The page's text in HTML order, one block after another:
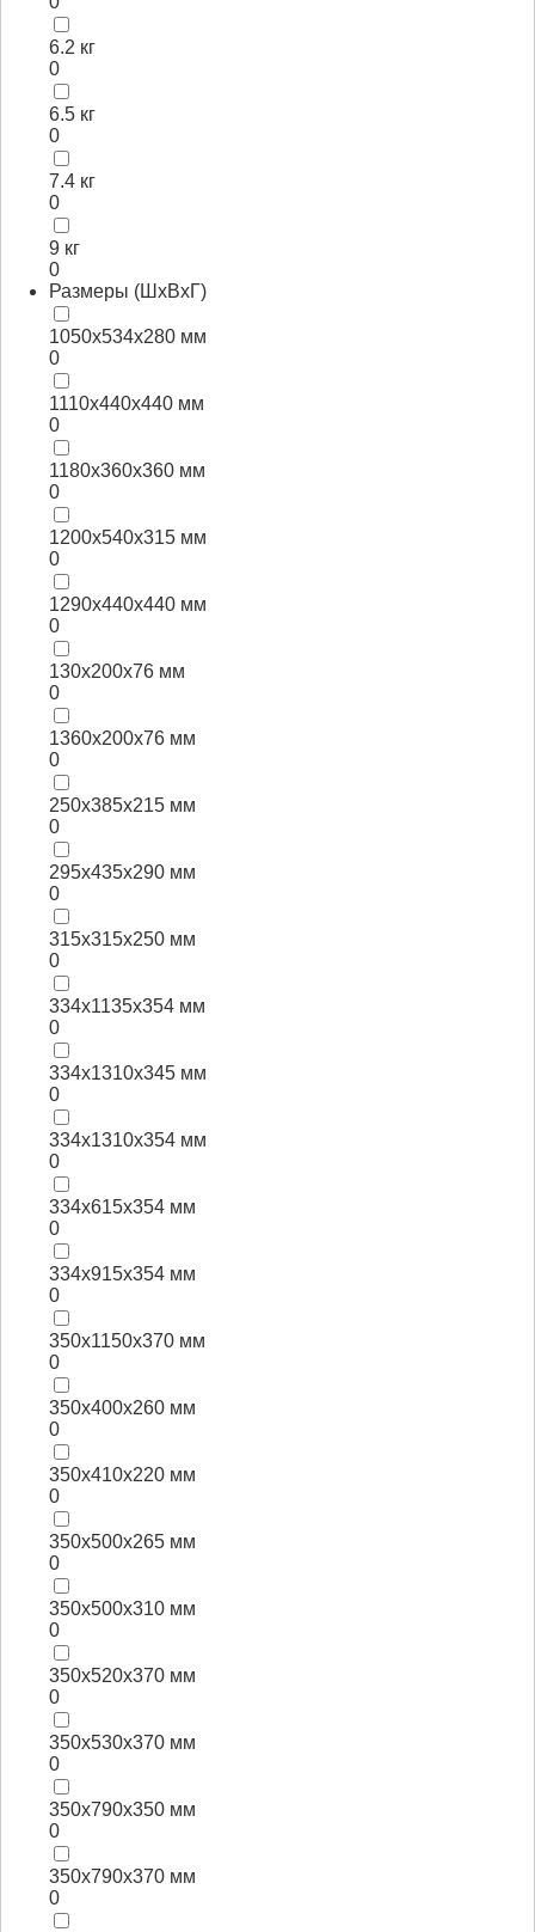
6.2 кг
0
6.5 кг
0
7.4 кг
0
9 кг
0
Размеры (ШхВхГ)
1050x534x280 мм
0
1110x440x440 мм
0
1180x360x360 мм
0
1200x540x315 мм
0
1290x440x440 мм
0
130x200x76 мм
0
1360x200x76 мм
0
250x385x215 мм
0
295x435x290 мм
0
315x315x250 мм
0
334x1135x354 мм
0
334x1310x345 мм
0
334x1310x354 мм
0
334x615x354 мм
0
334x915x354 мм
0
350x1150x370 мм
0
350x400x260 мм
0
350x410x220 мм
0
350x500x265 мм
0
350x500x310 мм
0
350x520x370 мм
0
350x530x370 мм
0
350x790x350 мм
0
350x790x370 мм
0